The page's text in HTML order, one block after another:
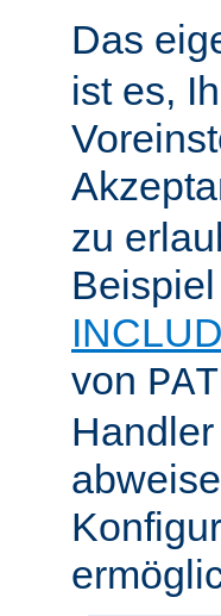
Das
ist es,
zu
von